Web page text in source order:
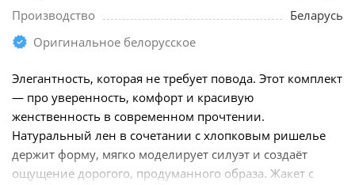
Производство
Беларусь
Оригинальное белорусское
Элегантность, которая не требует повода. Этот комплект
— про уверенность, комфорт и красивую
женственность в современном прочтении.
Натуральный лен в сочетании с хлопковым ришелье
держит форму, мягко моделирует силуэт и создаёт
ощущение дорогого, продуманного образа. Жакет с